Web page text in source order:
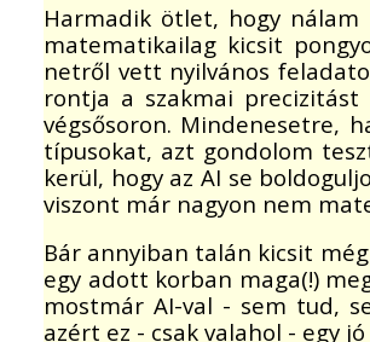
Harmadik ötlet, hogy
matematikailag kicsit
netről vett nyilvános
rontja a szakmai
végsősoron. Mindenesetre,
típusokat, azt gondolom
kerül, hogy az AI se
viszont már nagyon nem
Bár annyiban talán kicsit
egy adott korban maga(!)
mostmár AI-val - sem tud,
azért ez - csak valahol - egy